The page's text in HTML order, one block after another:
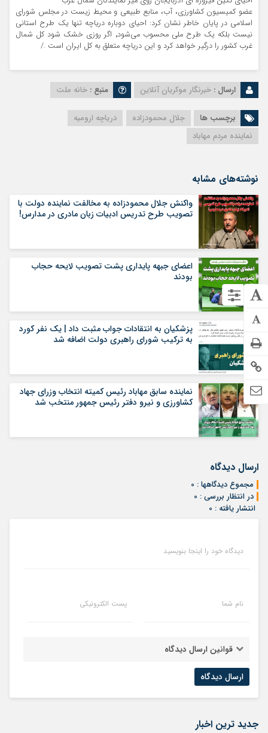
عضو کمیسیون کشاورزی، آب، منابع طبیعی و محیط زیست در مجلس شورای
اسلامی در پایان خاطر نشان کرد: احیای دوباره دریاچه تنها یک طرح استانی
نیست بلکه یک طرح ملی محسوب می‌شود٬ اگر روزی خشک شود کل شمال
غرب کشور را درگیر خواهد کرد و این دریاچه متعلق به کل ایران است ./
ارسال : خبرنگار موکریان آنلاین منبع : خانه ملت
برچسب ها جلال محمودزاده
دریاچه ارومیه
نماینده مردم مهاباد
نوشته‌های مشابه
واکنش جلال محمودزاده به مخالفت نماینده دولت با
تصویب طرح تدریس ادبیات زبان مادری در مدارس!
اعضای جبهه پایداری پشت تصویب لایحه حجاب
بودند
پزشکیان به انتقادات جواب مثبت داد | یک نفر کورد
به ترکیب شورای راهبری دولت اضافه شد
نماینده سابق مهاباد رئیس کمیته انتخاب وزرای جهاد
کشاورزی و نیرو دفتر رئیس جمهور منتخب شد
ارسال دیدگاه
مجموع دیدگاهها : 0
در انتظار بررسی : 0
انتشار یافته : 0
دیدگاه خود را اینجا بنویسید
نام شما پست الکترونیکی
قوانین ارسال دیدگاه
جدید ترین اخبار